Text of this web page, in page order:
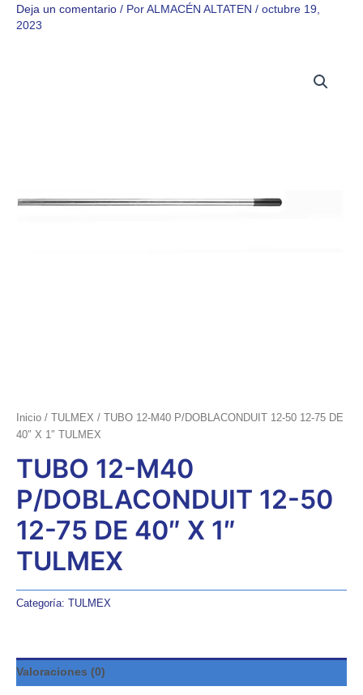
Deja un comentario / PorALMACÉN ALTATEN / octubre 19,
2023
Inicio / TULMEX / TUBO 12-M40 P/DOBLACONDUIT 12-50 12-75 DE
40″ X 1″ TULMEX
TUBO 12-M40
P/DOBLACONDUIT 12-50
12-75 DE 40″ X 1″
TULMEX
Categoría: TULMEX
Valoraciones (0)